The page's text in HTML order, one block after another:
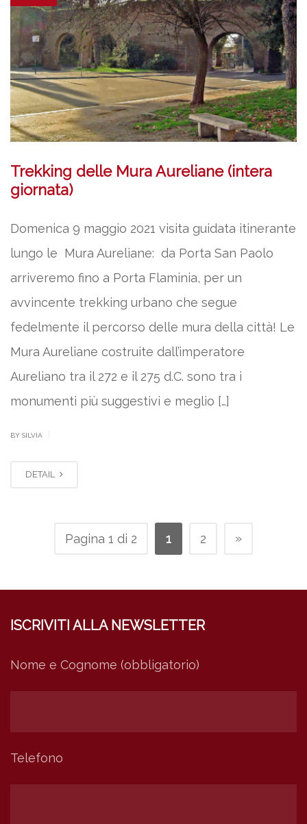
Trekking delle Mura Aureliane (intera
giornata)
Domenica 9 maggio 2021 visita guidata itinerante
lungo le Mura Aureliane: da Porta San Paolo
arriveremo fino a Porta Flaminia, per un
avvincente trekking urbano che segue
fedelmente il percorso delle mura della città! Le
Mura Aureliane costruite dall’imperatore
Aureliano tra il 272 e il 275 d.C. sono tra i
monumenti più suggestivi e meglio […]
BY SILVIA
DETAIL
Pagina 1 di 2 1 2 »
ISCRIVITI ALLA NEWSLETTER
Nome e Cognome (obbligatorio)
Telefono